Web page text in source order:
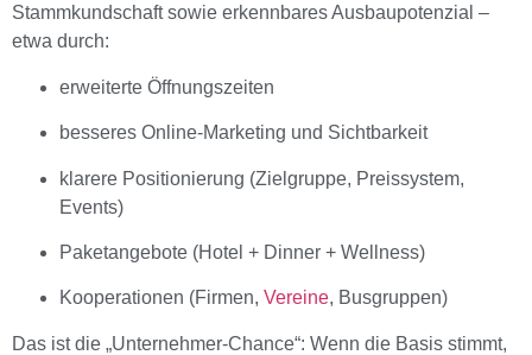
Stammkundschaft sowie erkennbares Ausbaupotenzial –
etwa durch:
erweiterte Öffnungszeiten
besseres Online-Marketing und Sichtbarkeit
klarere Positionierung (Zielgruppe, Preissystem,
Events)
Paketangebote (Hotel + Dinner + Wellness)
Kooperationen (Firmen, Vereine, Busgruppen)
Das ist die „Unternehmer-Chance“: Wenn die Basis stimmt,